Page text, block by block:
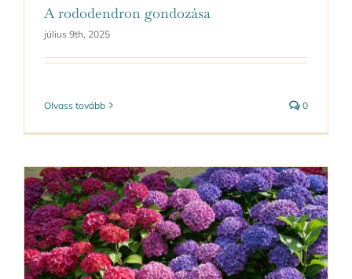
A rododendron gondozása
július 9th, 2025
Olvass tovább 0